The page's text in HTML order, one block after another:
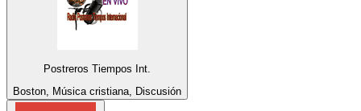
Postreros Tiempos Int.
Boston, Música cristiana, Discusión